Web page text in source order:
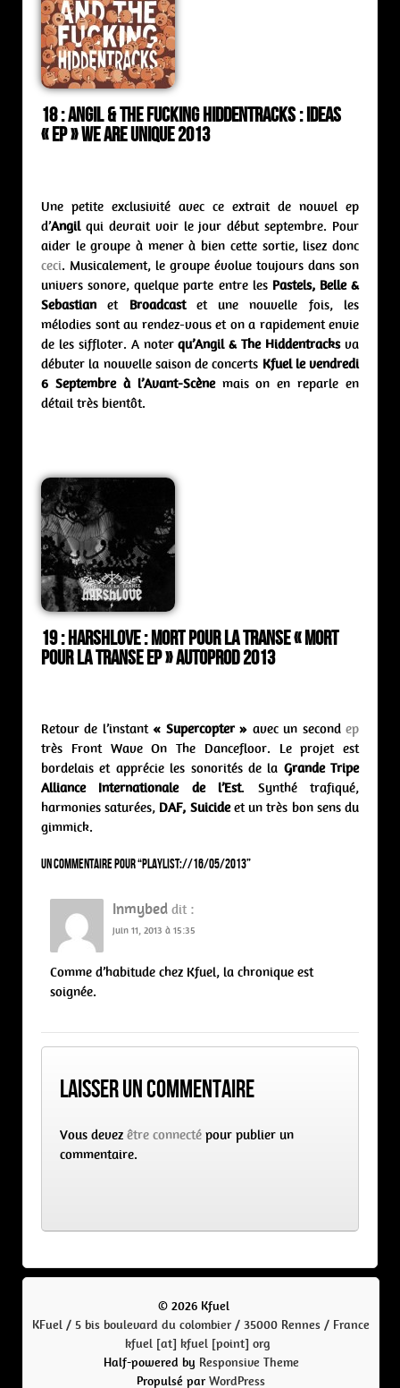
18 : Angil & The Fucking Hiddentracks : ideas
« ep » We Are Unique 2013
Une petite exclusivité avec ce extrait de nouvel ep
d’Angil qui devrait voir le jour début septembre. Pour
aider le groupe à mener à bien cette sortie, lisez donc
ceci. Musicalement, le groupe évolue toujours dans son
univers sonore, quelque parte entre les Pastels, Belle &
Sebastianet Broadcastet une nouvelle fois, les
mélodies sont au rendez-vous et on a rapidement envie
de les siffloter. A noterqu’Angil & The Hiddentracksva
débuter la nouvelle saison de concerts Kfuel le vendredi
6 Septembre à l’Avant-Scènemais on en reparle en
détail très bientôt.
19 : Harshlove : mort pour la transe « Mort
Pour la Transe ep » Autoprod 2013
Retour de l’instant « Supercopter » avec un secondep
très Front Wave On The Dancefloor. Le projet est
bordelais et apprécie les sonorités de la Grande Tripe
Alliance Internationale de l’Est. Synthé trafiqué,
harmonies saturées, DAF, Suicideet un très bon sens du
gimmick.
Un commentaire pour “PLAYLIST://16/05/2013”
Inmybed dit :
juin 11, 2013 à 15:35
Comme d’habitude chez Kfuel, la chronique est
soignée.
Laisser un commentaire
Vous devez être connecté pour publier un
commentaire.
© 2026 Kfuel
KFuel / 5 bis boulevard du colombier / 35000 Rennes / France
kfuel [at] kfuel [point] org
Half-powered by Responsive Theme
Propulsé par WordPress